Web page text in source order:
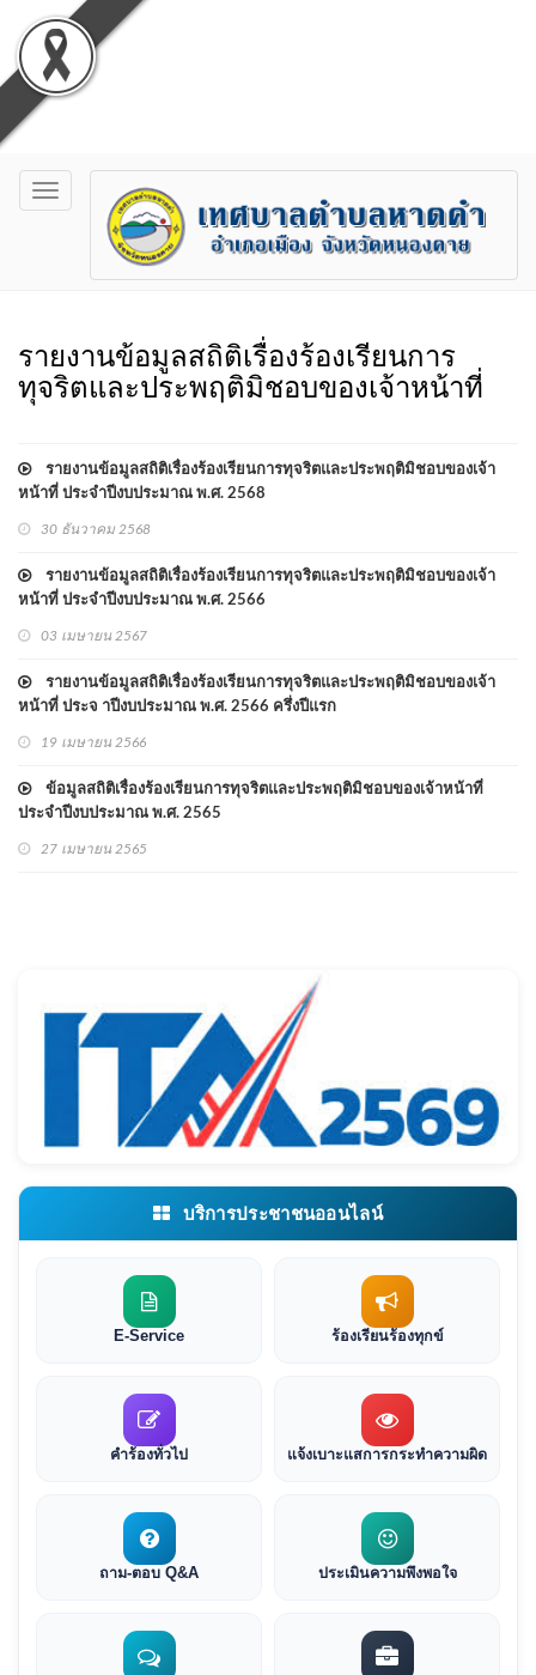
Toggle
navigation
รายงานข้อมูลสถิติเรื่องร้องเรียนการ
ทุจริตและประพฤติมิชอบของเจ้าหน้าที่
รายงานข้อมูลสถิติเรื่องร้องเรียนการทุจริตและประพฤติมิชอบของเจ้า
หน้าที่ ประจำปีงบประมาณ พ.ศ. 2568
30 ธันวาคม 2568
รายงานข้อมูลสถิติเรื่องร้องเรียนการทุจริตและประพฤติมิชอบของเจ้า
หน้าที่ ประจำปีงบประมาณ พ.ศ. 2566
03 เมษายน 2567
รายงานข้อมูลสถิติเรื่องร้องเรียนการทุจริตและประพฤติมิชอบของเจ้า
หน้าที่ ประจ าปีงบประมาณ พ.ศ. 2566 ครึ่งปีแรก
19 เมษายน 2566
ข้อมูลสถิติเรื่องร้องเรียนการทุจริตและประพฤติมิชอบของเจ้าหน้าที่
ประจำปีงบประมาณ พ.ศ. 2565
27 เมษายน 2565
บริการประชาชนออนไลน์
E-Service ร้องเรียนร้องทุกข์
คำร้องทั่วไป แจ้งเบาะแสการกระทำความผิด
ถาม-ตอบ Q&A ประเมินความพึงพอใจ